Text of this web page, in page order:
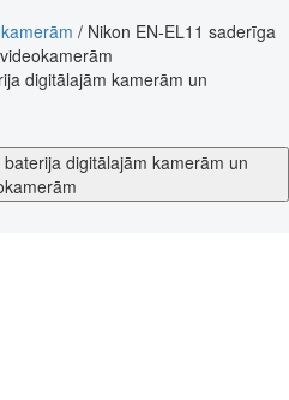
/ Nikon EN-EL11 saderīga